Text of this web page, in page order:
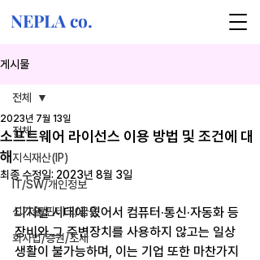
NEPLA co.
게시물
전체
지식재산(IP)
IT/SW/개인정보
신기술/핀테크/금융
회사법/증권/조세
전체
소프트웨어 라이선스 이용 방법 및 조건에 대
해
2023년 7월 13일
최종 수정일: 2023년 8월 3일
디지털 시대에 있어서 컴퓨터·통신·자동화 등
장비와 그 주변장치를 사용하지 않고는 일상
생활이 불가능하며, 이는 기업 또한 마찬가지